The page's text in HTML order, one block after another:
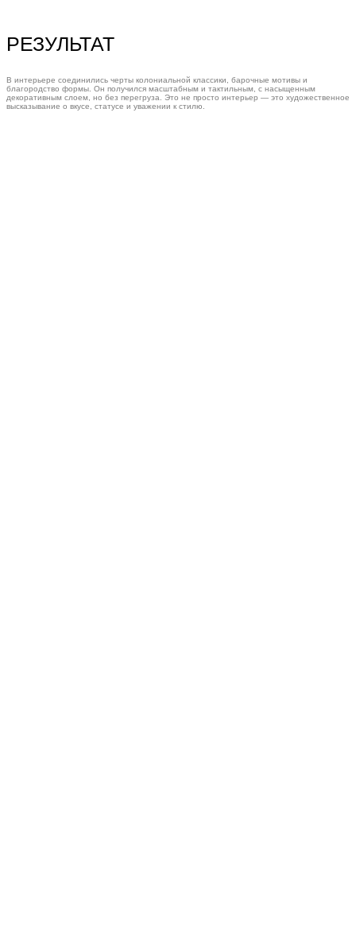
РЕЗУЛЬТАТ
В интерьере соединились черты колониальной классики, барочные мотивы и
благородство формы. Он получился масштабным и тактильным, с насыщенным
декоративным слоем, но без перегруза. Это не просто интерьер — это художественное
высказывание о вкусе, статусе и уважении к стилю.